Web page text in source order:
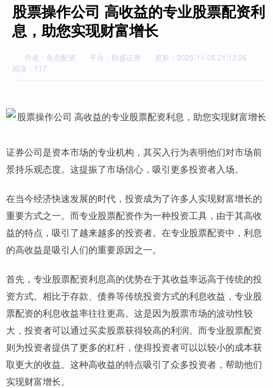
股票操作公司 高收益的专业股票配资利
息，助您实现财富增长
作者：免息配资 平台：财盛证券
更新：2025-11-05 21:13:26
阅读：117
证券公司是资本市场的专业机构，其买入行为表明他们对市场前
景持乐观态度。这提振了市场信心，吸引更多投资者入场。
在当今经济快速发展的时代，投资成为了许多人实现财富增长的
重要方式之一。而专业股票配资作为一种投资工具，由于其高收
益的特点，吸引了越来越多的投资者。在专业股票配资中，利息
的高收益是吸引人们的重要原因之一。
首先，专业股票配资利息高的优势在于其收益率远高于传统的投
资方式。相比于存款、债券等传统投资方式的利息收益，专业股
票配资的利息收益率往往更高。这是因为股票市场的波动性较
大，投资者可以通过买卖股票获得较高的利润。而专业股票配资
则为投资者提供了更多的杠杆，使得投资者可以以较小的成本获
取更大的收益。这种高收益的特点吸引了众多投资者，帮助他们
实现财富增长。